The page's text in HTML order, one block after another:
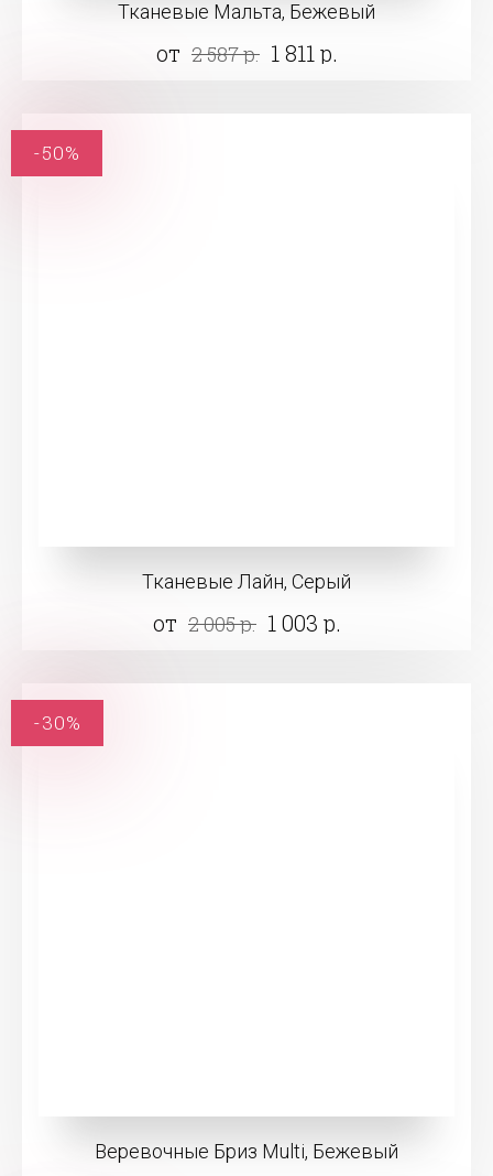
Тканевые Мальта, Бежевый
от 2 587 р. 1 811 р.
Тканевые Лайн, Серый
от 2 005 р. 1 003 р.
-50%
Веревочные Бриз Multi, Бежевый
-30%